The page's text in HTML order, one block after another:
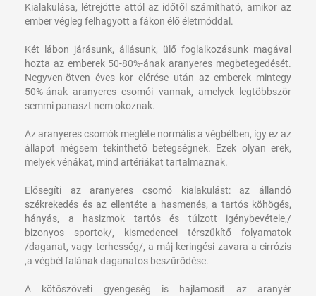
Kialakulása, létrejötte attól az időtől számítható, amikor az
ember végleg felhagyott a fákon élő életmóddal.
Két lábon járásunk, állásunk, ülő foglalkozásunk magával
hozta az emberek 50-80%-ának aranyeres megbetegedését.
Negyven-ötven éves kor elérése után az emberek mintegy
50%-ának aranyeres csomói vannak, amelyek legtöbbször
semmi panaszt nem okoznak.
Az aranyeres csomók megléte normális a végbélben, így ez az
állapot mégsem tekinthető betegségnek. Ezek olyan erek,
melyek vénákat, mind artériákat tartalmaznak.
Elősegíti az aranyeres csomó kialakulást: az állandó
székrekedés és az ellentéte a hasmenés, a tartós köhögés,
hányás, a hasizmok tartós és túlzott igénybevétele,/
bizonyos sportok/, kismedencei térszűkítő folyamatok
/daganat, vagy terhesség/, a máj keringési zavara a cirrózis
,a végbél falának daganatos beszűrődése.
A kötőszöveti gyengeség is hajlamosít az aranyér